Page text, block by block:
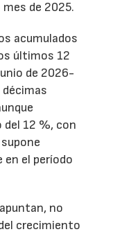
de 2025.
acumulados
últimos 12
de 2026-
12 %, con
en el período
no
crecimiento